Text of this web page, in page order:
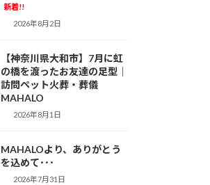
新着!!
2026年8月2日
【神奈川県大和市】7月に虹
の橋を渡ったお友達の足型｜
訪問ペット火葬・葬儀
MAHALO
2026年8月1日
MAHALOより、ありがとう
を込めて･･･
2026年7月31日